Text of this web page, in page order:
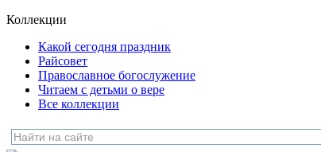
Коллекции
Какой сегодня праздник
Райсовет
Православное богослужение
Читаем с детьми о вере
Все коллекции